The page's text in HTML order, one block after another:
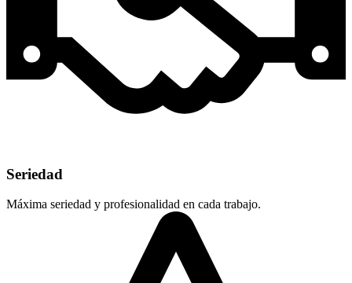
Seriedad
Máxima seriedad y profesionalidad en cada trabajo.